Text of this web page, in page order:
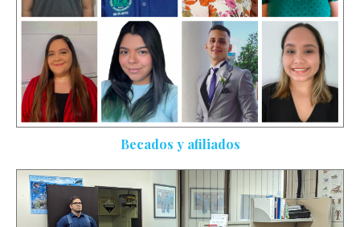
Becados y afiliados